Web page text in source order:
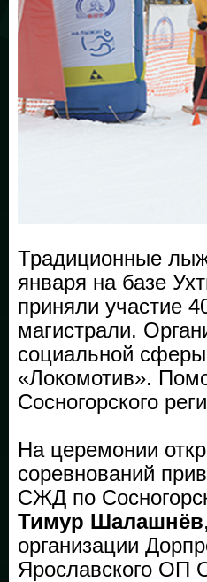
Традиционные
января на базе
приняли участие
магистрали.
социальной
«Локомотив».
Сосногорского
На церемонии
соревнований
СЖД по
Тимур Шалашнёв
организации
Ярославского